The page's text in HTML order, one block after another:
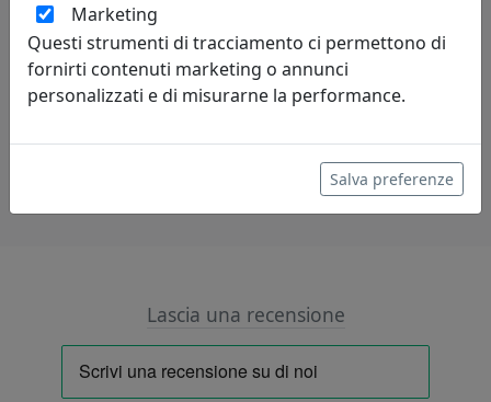
0PF3286C18
Arti e Mestieri
55,10 €
Lascia una recensione
Marketing
Questi strumenti di tracciamento ci permettono di
fornirti contenuti marketing o annunci
personalizzati e di misurarne la performance.
Salva preferenze